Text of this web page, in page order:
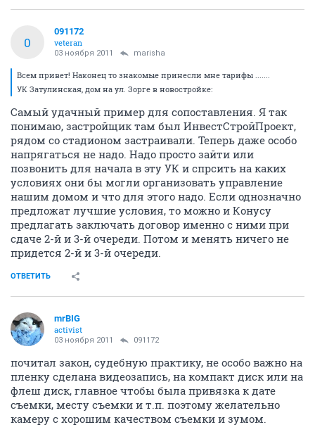
0
091172
veteran
03 ноября 2011 marisha
Всем привет! Наконец то знакомые принесли мне тарифы .......
УК Затулинская, дом на ул. Зорге в новостройке:
Самый удачный пример для сопоставления. Я так
понимаю, застройщик там был ИнвестСтройПроект,
рядом со стадионом застраивали. Теперь даже особо
напрягаться не надо. Надо просто зайти или
позвонить для начала в эту УК и спрсить на каких
условиях они бы могли организовать управление
нашим домом и что для этого надо. Если однозначно
предложат лучшие условия, то можно и Конусу
предлагать заключать договор именно с ними при
сдаче 2-й и 3-й очереди. Потом и менять ничего не
придется 2-й и 3-й очереди.
ОТВЕТИТЬ
mrBIG
activist
03 ноября 2011 091172
почитал закон, судебную практику, не особо важно на
пленку сделана видеозапись, на компакт диск или на
флеш диск, главное чтобы была привязка к дате
съемки, месту съемки и т.п. поэтому желательно
камеру с хорошим качеством съемки и зумом.